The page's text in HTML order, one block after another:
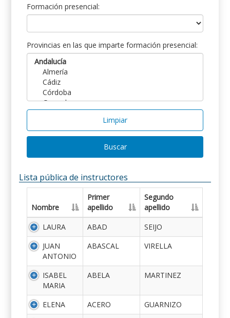
Formación presencial:
Provincias en las que imparte formación presencial:
Limpiar
Buscar
Lista pública de instructores
Nombre
Primer
apellido
Segundo
apellido
LAURA
ABAD
SEIJO
JUAN
ANTONIO
ABASCAL VIRELLA
ISABEL
MARIA
ABELA MARTINEZ
ELENA ACERO
GUARNIZO